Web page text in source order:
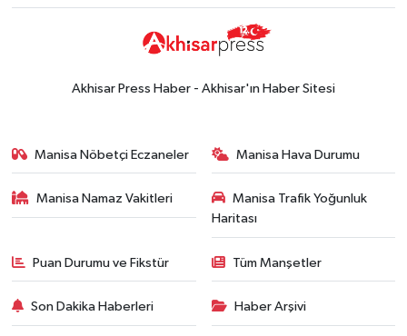
durumu
Güncel
14:53
Çanakkale'nin tarihini yerinde
yaşadı
19:00Kadın ve Çocuk Giyimde Yeni
Akhisar Press Haber - Akhisar'ın Haber Sitesi
Manisa Nöbetçi Eczaneler Manisa Hava Durumu
Manisa Namaz Vakitleri
Manisa Trafik Yoğunluk
Haritası
Puan Durumu ve Fikstür Tüm Manşetler
Son Dakika Haberleri Haber Arşivi